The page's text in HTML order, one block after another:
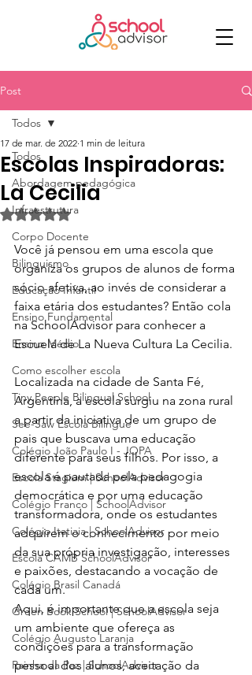
Post
Todos
Abordagem pedagógica
Infraestrutura
Corpo Docente
Bilinguismo
Educação Infantil
Ensino Fundamental
Ensino Médio
Como escolher escola
Tiny People Bilingual School
See-Saw Escola Bilíngue
Colégio João Paulo I - JOPA
Escola Stagium | SchoolAdvisor
Colégio Franco | SchoolAdvisor
Colégio Itatiaia | SchoolAdvisor
Escola CAMB SchoolAdvisor
Colégio Brasil Canadá
Green Book School | SchoolAdvisor
Colégio Augusto Laranja
Rainha da Paz | SchoolAdvisor
Todos
Escolas Inspiradoras:
La Cecilia
17 de mar. de 2022 1 min de leitura
Avaliado com NaN de 5 estrelas.
Você já pensou em uma escola que
organiza os grupos de alunos de forma
sócio afetiva, ao invés de considerar a
faixa etária dos estudantes? Então cola
na SchoolAdvisor para conhecer a
Escuela de La Nueva Cultura La Cecilia.
Localizada na cidade de Santa Fé,
Argentina, a escola surgiu na zona rural
a partir da iniciativa de um grupo de
pais que buscava uma educação
diferente para seus filhos. Por isso, a
escola é pautada pela pedagogia
democrática e por uma educação
transformadora, onde os estudantes
adquirem o conhecimento por meio
da sua própria investigação, interesses
e paixões, destacando a vocação de
cada um.
Aqui, é importante que a escola seja
um ambiente que ofereça as
condições para a transformação
pessoal dos alunos, aceitação da